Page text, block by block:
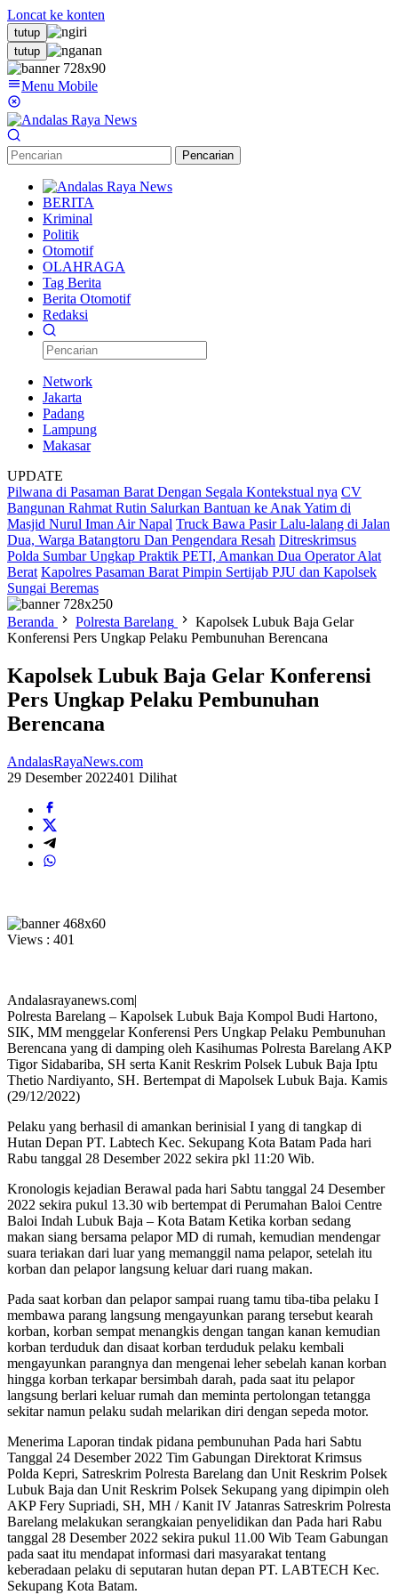
Loncat ke konten
tutup
tutup
Menu Mobile
Pencarian
BERITA
Kriminal
Politik
Otomotif
OLAHRAGA
Tag Berita
Berita Otomotif
Redaksi
Network
Jakarta
Padang
Lampung
Makasar
UPDATE
Pilwana di Pasaman Barat Dengan Segala Kontekstual nya CV
Bangunan Rahmat Rutin Salurkan Bantuan ke Anak Yatim di
Masjid Nurul Iman Air Napal Truck Bawa Pasir Lalu-lalang di Jalan
Dua, Warga Batangtoru Dan Pengendara Resah Ditreskrimsus
Polda Sumbar Ungkap Praktik PETI, Amankan Dua Operator Alat
Berat Kapolres Pasaman Barat Pimpin Sertijab PJU dan Kapolsek
Sungai Beremas
Beranda Polresta Barelang
Kapolsek Lubuk Baja Gelar
Konferensi Pers Ungkap Pelaku Pembunuhan Berencana
Kapolsek Lubuk Baja Gelar Konferensi
Pers Ungkap Pelaku Pembunuhan
Berencana
AndalasRayaNews.com
29 Desember 2022401 Dilihat
Views : 401
Andalasrayanews.com|
Polresta Barelang – Kapolsek Lubuk Baja Kompol Budi Hartono,
SIK, MM menggelar Konferensi Pers Ungkap Pelaku Pembunuhan
Berencana yang di damping oleh Kasihumas Polresta Barelang AKP
Tigor Sidabariba, SH serta Kanit Reskrim Polsek Lubuk Baja Iptu
Thetio Nardiyanto, SH. Bertempat di Mapolsek Lubuk Baja. Kamis
(29/12/2022)
Pelaku yang berhasil di amankan berinisial I yang di tangkap di
Hutan Depan PT. Labtech Kec. Sekupang Kota Batam Pada hari
Rabu tanggal 28 Desember 2022 sekira pkl 11:20 Wib.
Kronologis kejadian Berawal pada hari Sabtu tanggal 24 Desember
2022 sekira pukul 13.30 wib bertempat di Perumahan Baloi Centre
Baloi Indah Lubuk Baja – Kota Batam Ketika korban sedang
makan siang bersama pelapor MD di rumah, kemudian mendengar
suara teriakan dari luar yang memanggil nama pelapor, setelah itu
korban dan pelapor langsung keluar dari ruang makan.
Pada saat korban dan pelapor sampai ruang tamu tiba-tiba pelaku I
membawa parang langsung mengayunkan parang tersebut kearah
korban, korban sempat menangkis dengan tangan kanan kemudian
korban terduduk dan disaat korban terduduk pelaku kembali
mengayunkan parangnya dan mengenai leher sebelah kanan korban
hingga korban terkapar bersimbah darah, pada saat itu pelapor
langsung berlari keluar rumah dan meminta pertolongan tetangga
sekitar namun pelaku sudah melarikan diri dengan sepeda motor.
Menerima Laporan tindak pidana pembunuhan Pada hari Sabtu
Tanggal 24 Desember 2022 Tim Gabungan Direktorat Krimsus
Polda Kepri, Satreskrim Polresta Barelang dan Unit Reskrim Polsek
Lubuk Baja dan Unit Reskrim Polsek Sekupang yang dipimpin oleh
AKP Fery Supriadi, SH, MH / Kanit IV Jatanras Satreskrim Polresta
Barelang melakukan serangkaian penyelidikan dan Pada hari Rabu
tanggal 28 Desember 2022 sekira pukul 11.00 Wib Team Gabungan
pada saat itu mendapat informasi dari masyarakat tentang
keberadaan pelaku di seputaran hutan depan PT. LABTECH Kec.
Sekupang Kota Batam.